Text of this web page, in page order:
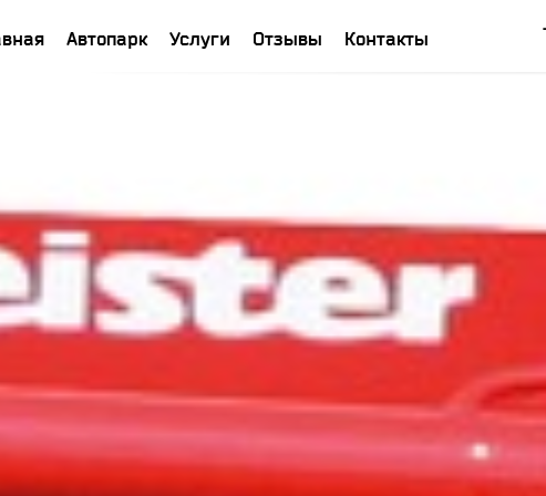
Автопарк Услуги Отзывы Контакты